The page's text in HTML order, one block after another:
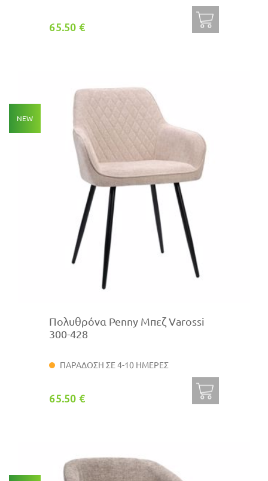
65.50 €
NEW
Πολυθρόνα Penny Μπεζ Varossi
300-428
ΠΑΡΑΔΟΣΗ ΣΕ 4-10 ΗΜΕΡΕΣ
65.50 €